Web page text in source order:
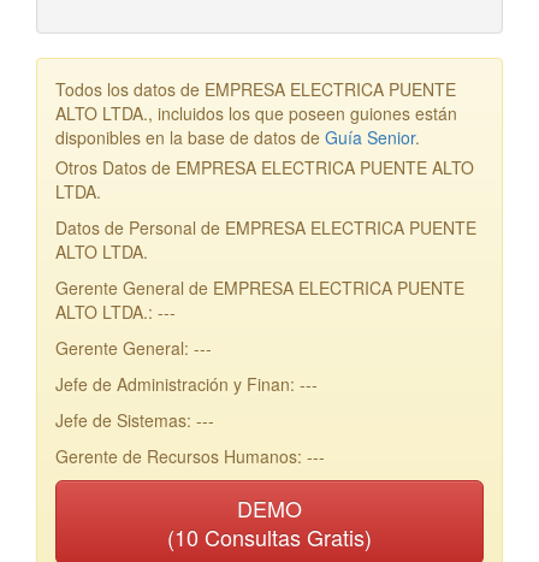
Todos los datos de EMPRESA ELECTRICA PUENTE
ALTO LTDA., incluidos los que poseen guiones están
disponibles en la base de datos de Guía Senior.
Otros Datos de EMPRESA ELECTRICA PUENTE ALTO
LTDA.
Datos de Personal de EMPRESA ELECTRICA PUENTE
ALTO LTDA.
Gerente General de EMPRESA ELECTRICA PUENTE
ALTO LTDA.: ---
Gerente General: ---
Jefe de Administración y Finan: ---
Jefe de Sistemas: ---
Gerente de Recursos Humanos: ---
DEMO
(10 Consultas Gratis)